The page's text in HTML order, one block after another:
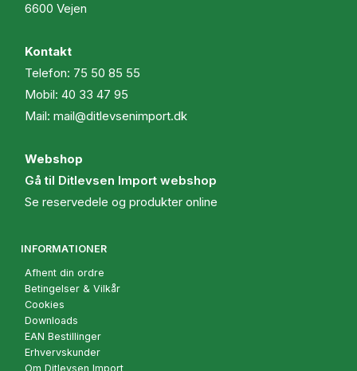
6600 Vejen
Kontakt
Telefon: 75 50 85 55
Mobil: 40 33 47 95
Mail: mail@ditlevsenimport.dk
Webshop
Gå til Ditlevsen Import webshop
Se reservedele og produkter online
INFORMATIONER
Afhent din ordre
Betingelser & Vilkår
Cookies
Downloads
EAN Bestillinger
Erhvervskunder
Om Ditlevsen Import